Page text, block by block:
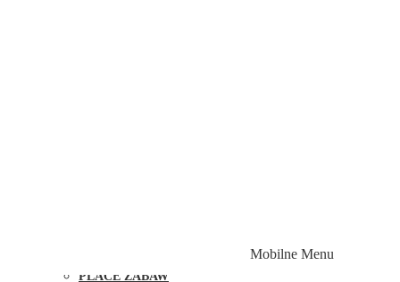
PLACE ZABAW
Mobilne Menu